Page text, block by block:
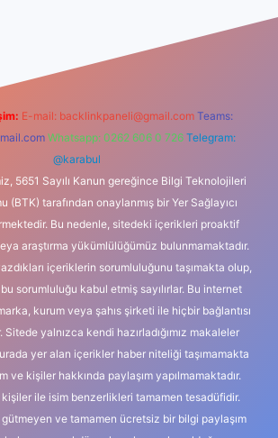
E-mail: backlinkpaneli@gmail.com Teams:
Whatsapp: 0262 606 0 726 Telegram:
@karabul
5651 Sayılı Kanun gereğince Bilgi Teknolojileri
(BTK) tarafından onaylanmış bir Yer Sağlayıcı
Bu nedenle, sitedeki içerikleri proaktif
araştırma yükümlülüğümüz bulunmamaktadır.
içeriklerin sorumluluğunu taşımakta olup,
sorumluluğu kabul etmiş sayılırlar. Bu internet
kurum veya şahıs şirketi ile hiçbir bağlantısı
Sitede yalnızca kendi hazırladığımız makaleler
yer alan içerikler haber niteliği taşımamakta
ve kişiler hakkında paylaşım yapılmamaktadır.
ile isim benzerlikleri tamamen tesadüfidir.
gütmeyen ve tamamen ücretsiz bir bilgi paylaşım